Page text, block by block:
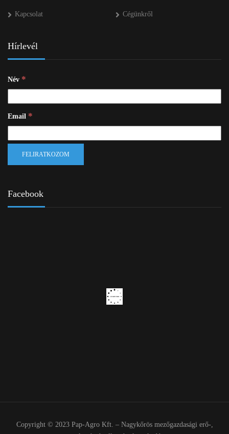
Kapcsolat Cégünkről
Hírlevél
Név *
Email *
Facebook
Copyright © 2023 Pap-Agro Kft. – Nagykőrös mezőgazdasági erő-,